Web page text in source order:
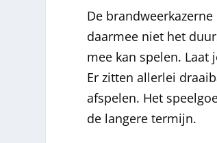
De
daarmee niet het
mee kan spelen.
Er zitten allerlei
afspelen. Het
de langere termijn.